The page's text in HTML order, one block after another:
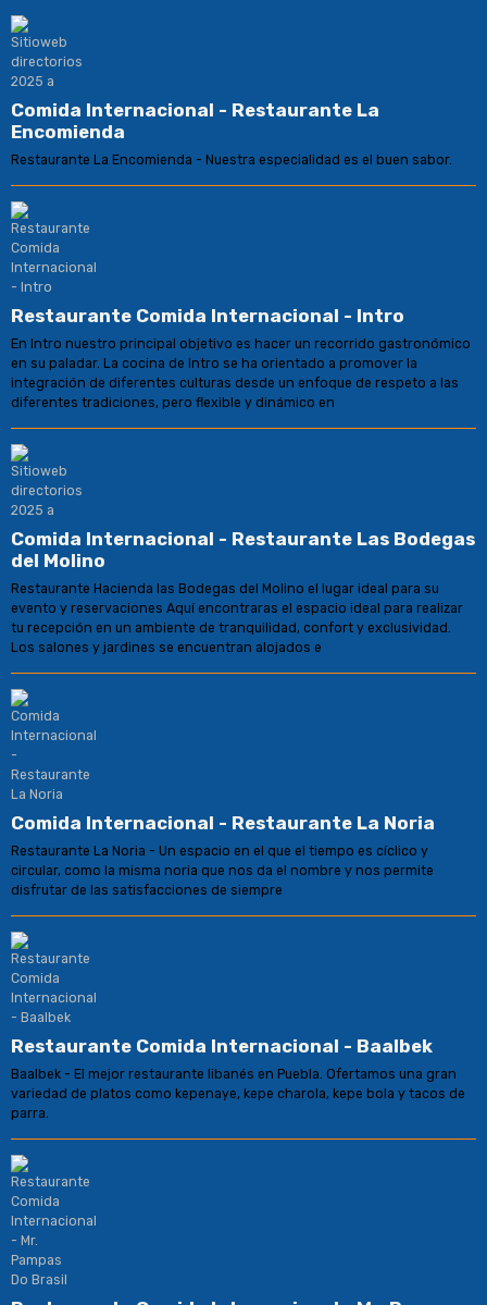
Comida Internacional - Restaurante La
Encomienda
Restaurante La Encomienda - Nuestra especialidad es el buen sabor.
Restaurante Comida Internacional - Intro
En Intro nuestro principal objetivo es hacer un recorrido gastronómico
en su paladar. La cocina de Intro se ha orientado a promover la
integración de diferentes culturas desde un enfoque de respeto a las
diferentes tradiciones, pero flexible y dinámico en
Comida Internacional - Restaurante Las Bodegas
del Molino
Restaurante Hacienda las Bodegas del Molino el lugar ideal para su
evento y reservaciones Aquí encontraras el espacio ideal para realizar
tu recepción en un ambiente de tranquilidad, confort y exclusividad.
Los salones y jardines se encuentran alojados e
Comida Internacional - Restaurante La Noria
Restaurante La Noria - Un espacio en el que el tiempo es cíclico y
circular, como la misma noria que nos da el nombre y nos permite
disfrutar de las satisfacciones de siempre
Restaurante Comida Internacional - Baalbek
Baalbek - El mejor restaurante libanés en Puebla. Ofertamos una gran
variedad de platos como kepenaye, kepe charola, kepe bola y tacos de
parra.